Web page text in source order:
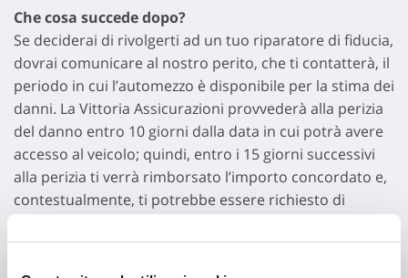
Che cosa succede dopo?
Se deciderai di rivolgerti ad un tuo riparatore di fiducia,
dovrai comunicare al nostro perito, che ti contatterà, il
periodo in cui l’automezzo è disponibile per la stima dei
danni. La Vittoria Assicurazioni provvederà alla perizia
del danno entro 10 giorni dalla data in cui potrà avere
accesso al veicolo; quindi, entro i 15 giorni successivi
alla perizia ti verrà rimborsato l’importo concordato e,
contestualmente, ti potrebbe essere richiesto di